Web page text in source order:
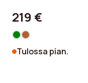
219 €
Tulossa pian.